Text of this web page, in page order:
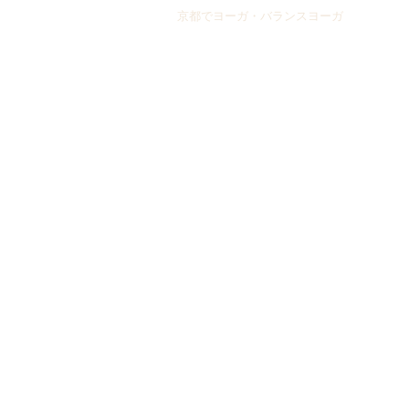
京都でヨーガ・バランスヨーガ